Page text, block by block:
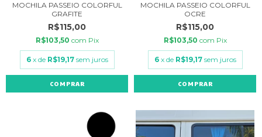
MOCHILA PASSEIO COLORFUL
GRAFITE
R$115,00
R$103,50 com Pix
6 x de R$19,17 sem juros
MOCHILA PASSEIO COLORFUL
OCRE
R$115,00
R$103,50 com Pix
6 x de R$19,17 sem juros